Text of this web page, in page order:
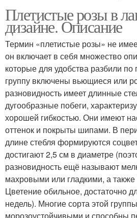
Плетистые розы в
дизайне. Описание
Термин «плетистые розы» не
он включает в себя множество
которые для удобства разбили
группу включены вьющиеся или
разновидность имеет длинные
дугообразные побеги,
хорошей гибкостью. Они имеют
оттенок и покрыты шипами. В
длине стебля формируются
достигают 2,5 см в диаметре
разновидность ещё называют
махровыми или гладкими, а
Цветение обильное, достаточно
недель). Многие сорта этой
морозоустойчивыми и способны